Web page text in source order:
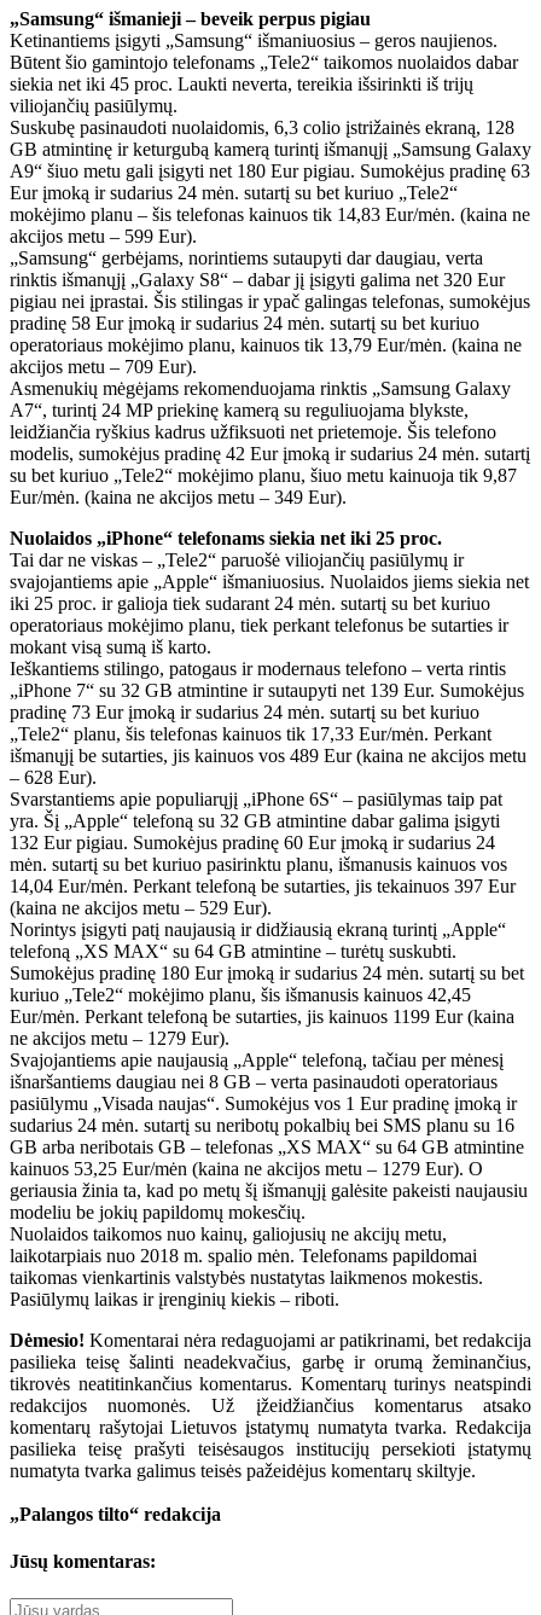
„Samsung“ išmanieji – beveik perpus pigiau
Ketinantiems įsigyti „Samsung“ išmaniuosius – geros naujienos.
Būtent šio gamintojo telefonams „Tele2“ taikomos nuolaidos dabar
siekia net iki 45 proc. Laukti neverta, tereikia išsirinkti iš trijų
viliojančių pasiūlymų.
Suskubę pasinaudoti nuolaidomis, 6,3 colio įstrižainės ekraną, 128
GB atmintinę ir keturgubą kamerą turintį išmanųjį „Samsung Galaxy
A9“ šiuo metu gali įsigyti net 180 Eur pigiau. Sumokėjus pradinę 63
Eur įmoką ir sudarius 24 mėn. sutartį su bet kuriuo „Tele2“
mokėjimo planu – šis telefonas kainuos tik 14,83 Eur/mėn. (kaina ne
akcijos metu – 599 Eur).
„Samsung“ gerbėjams, norintiems sutaupyti dar daugiau, verta
rinktis išmanųjį „Galaxy S8“ – dabar jį įsigyti galima net 320 Eur
pigiau nei įprastai. Šis stilingas ir ypač galingas telefonas, sumokėjus
pradinę 58 Eur įmoką ir sudarius 24 mėn. sutartį su bet kuriuo
operatoriaus mokėjimo planu, kainuos tik 13,79 Eur/mėn. (kaina ne
akcijos metu – 709 Eur).
Asmenukių mėgėjams rekomenduojama rinktis „Samsung Galaxy
A7“, turintį 24 MP priekinę kamerą su reguliuojama blykste,
leidžiančia ryškius kadrus užfiksuoti net prietemoje. Šis telefono
modelis, sumokėjus pradinę 42 Eur įmoką ir sudarius 24 mėn. sutartį
su bet kuriuo „Tele2“ mokėjimo planu, šiuo metu kainuoja tik 9,87
Eur/mėn. (kaina ne akcijos metu – 349 Eur).
Nuolaidos „iPhone“ telefonams siekia net iki 25 proc.
Tai dar ne viskas – „Tele2“ paruošė viliojančių pasiūlymų ir
svajojantiems apie „Apple“ išmaniuosius. Nuolaidos jiems siekia net
iki 25 proc. ir galioja tiek sudarant 24 mėn. sutartį su bet kuriuo
operatoriaus mokėjimo planu, tiek perkant telefonus be sutarties ir
mokant visą sumą iš karto.
Ieškantiems stilingo, patogaus ir modernaus telefono – verta rintis
„iPhone 7“ su 32 GB atmintine ir sutaupyti net 139 Eur. Sumokėjus
pradinę 73 Eur įmoką ir sudarius 24 mėn. sutartį su bet kuriuo
„Tele2“ planu, šis telefonas kainuos tik 17,33 Eur/mėn. Perkant
išmanųjį be sutarties, jis kainuos vos 489 Eur (kaina ne akcijos metu
– 628 Eur).
Svarstantiems apie populiarųjį „iPhone 6S“ – pasiūlymas taip pat
yra. Šį „Apple“ telefoną su 32 GB atmintine dabar galima įsigyti
132 Eur pigiau. Sumokėjus pradinę 60 Eur įmoką ir sudarius 24
mėn. sutartį su bet kuriuo pasirinktu planu, išmanusis kainuos vos
14,04 Eur/mėn. Perkant telefoną be sutarties, jis tekainuos 397 Eur
(kaina ne akcijos metu – 529 Eur).
Norintys įsigyti patį naujausią ir didžiausią ekraną turintį „Apple“
telefoną „XS MAX“ su 64 GB atmintine – turėtų suskubti.
Sumokėjus pradinę 180 Eur įmoką ir sudarius 24 mėn. sutartį su bet
kuriuo „Tele2“ mokėjimo planu, šis išmanusis kainuos 42,45
Eur/mėn. Perkant telefoną be sutarties, jis kainuos 1199 Eur (kaina
ne akcijos metu – 1279 Eur).
Svajojantiems apie naujausią „Apple“ telefoną, tačiau per mėnesį
išnaršantiems daugiau nei 8 GB – verta pasinaudoti operatoriaus
pasiūlymu „Visada naujas“. Sumokėjus vos 1 Eur pradinę įmoką ir
sudarius 24 mėn. sutartį su neribotų pokalbių bei SMS planu su 16
GB arba neribotais GB – telefonas „XS MAX“ su 64 GB atmintine
kainuos 53,25 Eur/mėn (kaina ne akcijos metu – 1279 Eur). O
geriausia žinia ta, kad po metų šį išmanųjį galėsite pakeisti naujausiu
modeliu be jokių papildomų mokesčių.
Nuolaidos taikomos nuo kainų, galiojusių ne akcijų metu,
laikotarpiais nuo 2018 m. spalio mėn. Telefonams papildomai
taikomas vienkartinis valstybės nustatytas laikmenos mokestis.
Pasiūlymų laikas ir įrenginių kiekis – riboti.
Dėmesio! Komentarai nėra redaguojami ar patikrinami, bet redakcija
pasilieka teisę šalinti neadekvačius, garbę ir orumą žeminančius,
tikrovės neatitinkančius komentarus. Komentarų turinys neatspindi
redakcijos nuomonės. Už įžeidžiančius komentarus atsako
komentarų rašytojai Lietuvos įstatymų numatyta tvarka. Redakcija
pasilieka teisę prašyti teisėsaugos institucijų persekioti įstatymų
numatyta tvarka galimus teisės pažeidėjus komentarų skiltyje.
„Palangos tilto“ redakcija
Jūsų komentaras: